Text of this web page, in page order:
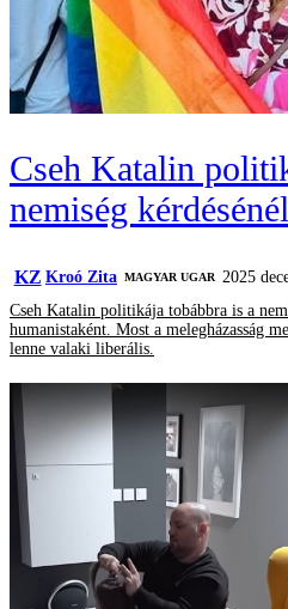
Cseh Katalin
nemiség kérdésénél
KZ Kroó Zita MAGYAR UGAR 2025
Cseh Katalin politikája tobábbra is a
humanistaként. Most a melegházasság
lenne valaki liberális.